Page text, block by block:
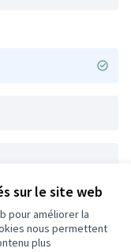
sur le site web
pour améliorer la
nous permettent
plus